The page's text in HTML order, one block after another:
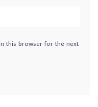
this browser for the next